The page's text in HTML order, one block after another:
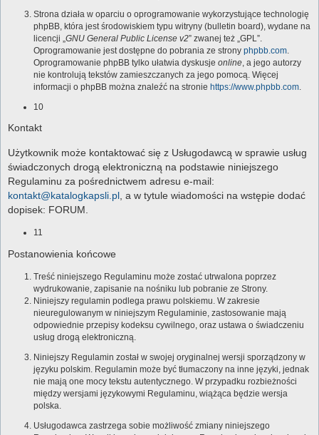
Strona działa w oparciu o oprogramowanie wykorzystujące technologię
phpBB, która jest środowiskiem typu witryny (bulletin board), wydane na
licencji „ GNU General Public License v2” zwanej też „GPL”.
Oprogramowanie jest dostępne do pobrania ze strony phpbb.com
Oprogramowanie phpBB tylko ułatwia dyskusje online , a jego autorzy
nie kontrolują tekstów zamieszczanych za jego pomocą. Więcej
informacji o phpBB można znaleźć na stronie https://www.phpbb.com
10
Kontakt
Użytkownik może kontaktować się z Usługodawcą w sprawie usług
świadczonych drogą elektroniczną na podstawie niniejszego
Regulaminu za pośrednictwem adresu e-mail:
kontakt@katalogkapsli.pl , a w tytule wiadomości na wstępie dodać
dopisek: FORUM.
11
Postanowienia końcowe
Treść niniejszego Regulaminu może zostać utrwalona poprzez
wydrukowanie, zapisanie na nośniku lub pobranie ze Strony.
Niniejszy regulamin podlega prawu polskiemu. W zakresie
nieuregulowanym w niniejszym Regulaminie, zastosowanie mają
odpowiednie przepisy kodeksu cywilnego, oraz ustawa o świadczeniu
usług drogą elektroniczną.
Niniejszy Regulamin został w swojej oryginalnej wersji sporządzony w
języku polskim. Regulamin może być tłumaczony na inne języki, jednak
nie mają one mocy tekstu autentycznego. W przypadku rozbieżności
między wersjami językowymi Regulaminu, wiążąca będzie wersja
polska.
Usługodawca zastrzega sobie możliwość zmiany niniejszego